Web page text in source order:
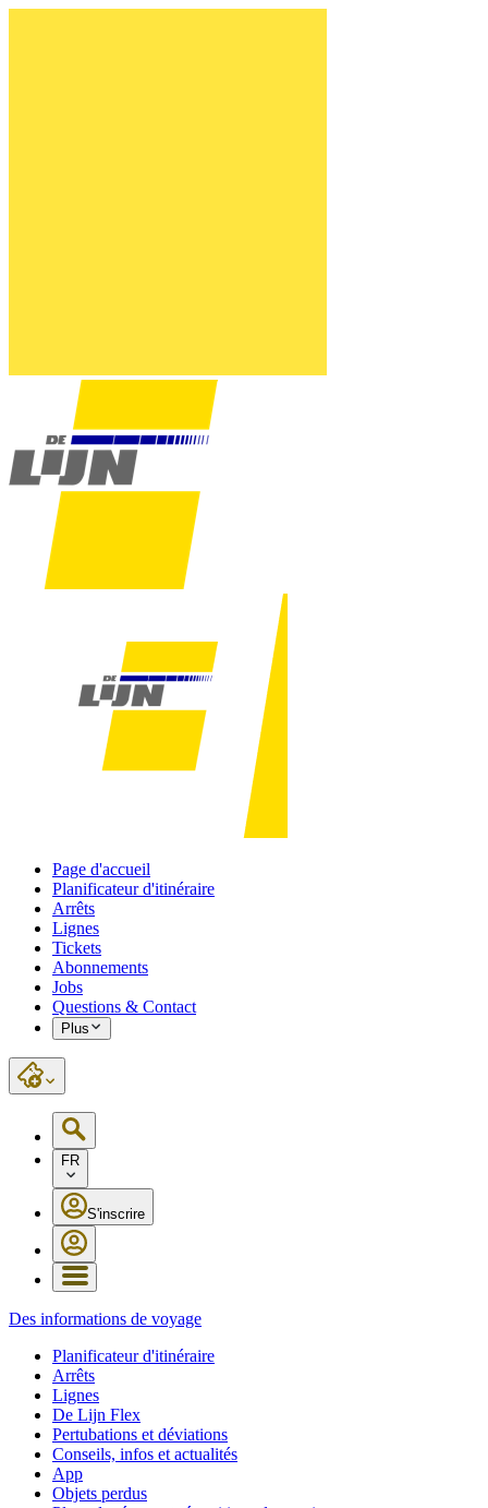
Page d'accueil
Planificateur d'itinéraire
Arrêts
Lignes
Tickets
Abonnements
Jobs
Questions & Contact
Plus
FR
S'inscrire
Des informations de voyage
Planificateur d'itinéraire
Arrêts
Lignes
De Lijn Flex
Pertubations et déviations
Conseils, infos et actualités
App
Objets perdus